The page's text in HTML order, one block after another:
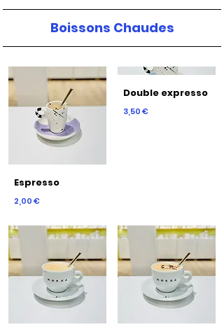
Boissons Chaudes
Espresso
2,00 €
Double expresso
3,50 €